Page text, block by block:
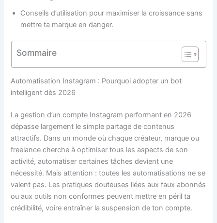
Conseils d’utilisation pour maximiser la croissance sans
mettre ta marque en danger.
Sommaire
Automatisation Instagram : Pourquoi adopter un bot
intelligent dès 2026
La gestion d’un compte Instagram performant en 2026
dépasse largement le simple partage de contenus
attractifs. Dans un monde où chaque créateur, marque ou
freelance cherche à optimiser tous les aspects de son
activité, automatiser certaines tâches devient une
nécessité. Mais attention : toutes les automatisations ne se
valent pas. Les pratiques douteuses liées aux faux abonnés
ou aux outils non conformes peuvent mettre en péril ta
crédibilité, voire entraîner la suspension de ton compte.